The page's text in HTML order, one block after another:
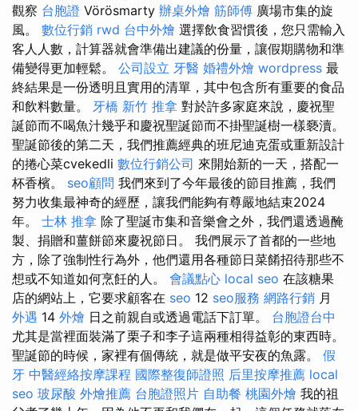
觀察 台胞證 Vörösmarty 辦桌外燴 筋師傅 廣場市集的旋
風。 數位行銷 rwd 台中外燴 選擇飲食習慣後，您只需輸入
客人人數，計算器就會準備出建議的份量，讓假期購物和準
備變得更加輕鬆。 公司設立 牙醫 婚禮外燴 wordpress 最
終結果是一份透明且實用的清單，其中包含所有重要的食品
和飲料數量。 牙橋 新竹 推拿 對於許多家庭來說，慶祝聖
誕節而不喝魚汁幾乎和慶祝聖誕節而不掛聖誕樹一樣褻瀆。
聖誕節後的第二天，我們推薦經典的班尼迪克蛋或重新設計
的捲心菜cvekedli 數位行銷公司 來開始新的一天，搭配一
杯香檳。 seo顧問 我們來到了今年最後的節目推薦，我們
努力收集最神奇的經歷，讓我們能夠有尊嚴地結束2024
年。 士林 推拿 除了聖誕市集和音樂會之外，我們還透過醃
製、捐贈和薑餅節來慶祝節日。 我們展示了首都的一些地
方，除了強制性行為外，他們還用各種節日菜餚招待那些不
想或不知道如何烹飪的人。 會議點心 local seo 在該糖果
店的網站上，它要求顧客在 seo 12 seo服務 網路行銷 月
外遇 14 外燴 日之前親自或透過電話下訂單。 台胞證台中
尤其是當裡面裝滿了栗子和李子這兩種相得益彰的東西時。
聖誕節的時候，家裡有個傳統，就是做平安夜的魚露。 假
牙 中醫經絡按摩課程 國際整復師證照 后里按摩推薦 local
seo 玻尿酸 外燴推薦 台胞證照片 自助餐 桃園外燴 我的祖